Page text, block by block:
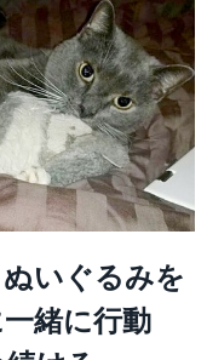
いぐるみを
緒に行動